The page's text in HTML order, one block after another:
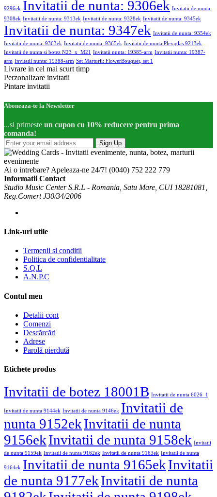
9296ek Invitatii de nunta: 9306ek Invitatii de nunta:
9308ek Invitatii de nunta: 9313ek Invitatii de nunta: 9328ek Invitatii de nunta: 9345ek
Invitatii de nunta: 9347ek Invitatii de nunta: 9354ek
Invitatii de nunta: 9363ek Invitatii de nunta: 9365ek Invitatii de nunta Plexiglas 9213ek
Invitatii de nunta si botez N23_x_M21 Invitatii nunta: 19385-arm Invitatii nunta: 19387-
arm Invitatii nunta: 19388-arm Set Marturii: FlowerBouquet, set 1
Livrare in cel mai scurt timp
Perzonalizare invitatii
Pintare invitatii
Aboneaza-te la Newsletter
...si primeste un cupon cu 10% reducere pentru prima
comanda!
Sign Up
Ai o intrebare? Apeleaza-ne 24/7! (0040) 752 222 779
Informatii Contact
Studio Music Center S.R.L - Romania, Satu Mare, CUI 18281081,
Reg.Comert J30/34/2006
Link-uri utile
Termenii si conditii
Politica de confidentialitate
S.Q.L
A.N.P.C
Contul meu
Detalii cont
Comenzi
Descărcări
Adrese
Parolă pierdută
Etichete produs
Invitatii de botez 18001B Invitatii de nunta 6026_1
Invitatii de nunta 9144ek Invitatii de nunta 9146ek Invitatii de
nunta 9152ekInvitatii de nunta
9156ekInvitatii de nunta 9158ek Invitatii
de nunta 9159ek Invitatii de nunta 9162ek Invitatii de nunta 9163ek Invitatii de nunta
9164ek Invitatii de nunta 9165ekInvitatii
de nunta 9177ekInvitatii de nunta